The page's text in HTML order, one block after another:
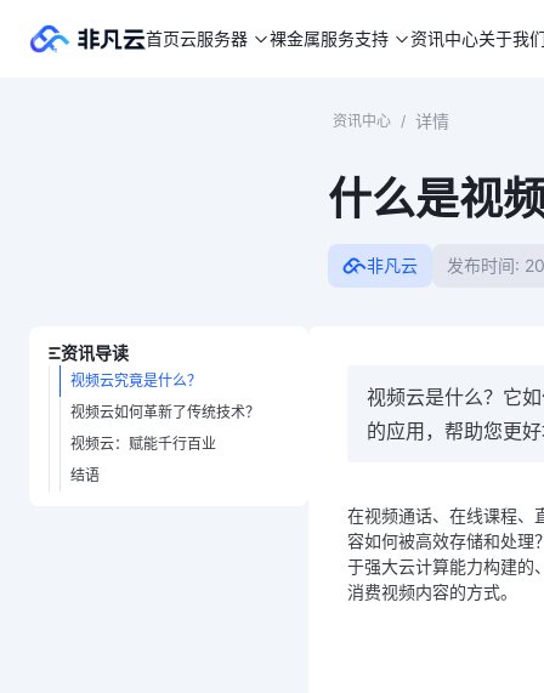
首页云服务器 裸金属服务支持 资讯中心关于我
资讯中心 / 详情
什么是视
非凡云 发布时间:
资讯导读
视频云究竟是什么？
视频云如何革新了传统技术？
视频云：赋能千行百业
结语
视频云是什么？它
的应用，帮助您更
在视频通话、在线课程、
容如何被高效存储和处理
于强大云计算能力构建的
消费视频内容的方式。